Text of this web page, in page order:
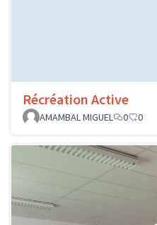
Récréation Active
AMAMBAL MIGUEL
0 0